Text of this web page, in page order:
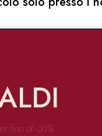
fino al -60%